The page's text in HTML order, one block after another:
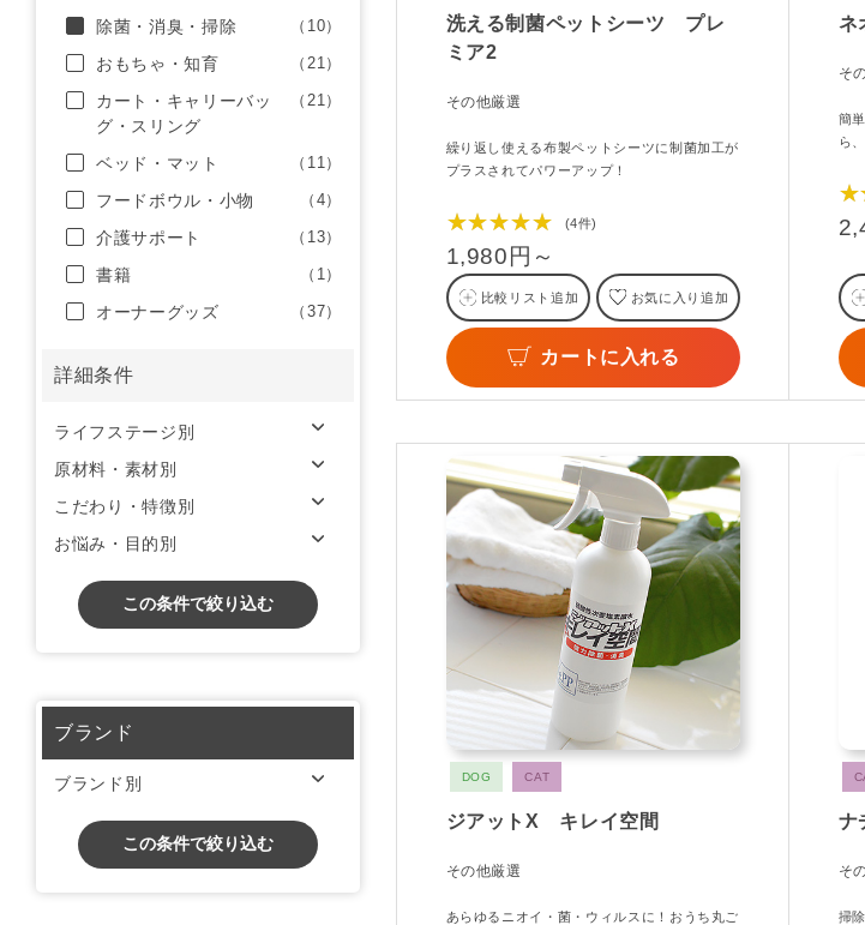
洗える制菌ペットシーツ プレ
ミア2
その他厳選
繰り返し使える布製ペットシーツに制菌加工が
プラスされてパワーアップ！
★★★★★ (4件)
1,980円～
比較リスト追加 お気に入り追加
カートに入れる
ネ
そ
簡
ら
DOG CAT
ジアットX キレイ空間
その他厳選
あらゆるニオイ・菌・ウィルスに！おうち丸ご
ナ
そ
掃
除菌・消臭・掃除
（10）
おもちゃ・知育 （21）
カート・キャリーバッ
グ・スリング
（21）
ベッド・マット （11）
フードボウル・小物 （4）
介護サポート （13）
書籍 （1）
オーナーグッズ （37）
詳細条件
ライフステージ別
原材料・素材別
こだわり・特徴別
お悩み・目的別
この条件で絞り込む
ブランド
ブランド別
この条件で絞り込む